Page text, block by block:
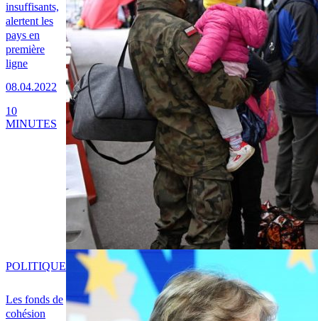
insuffisants,
alertent les
pays en
première
ligne
08.04.2022
10
MINUTES
Les fonds de
cohésion
POLITIQUE